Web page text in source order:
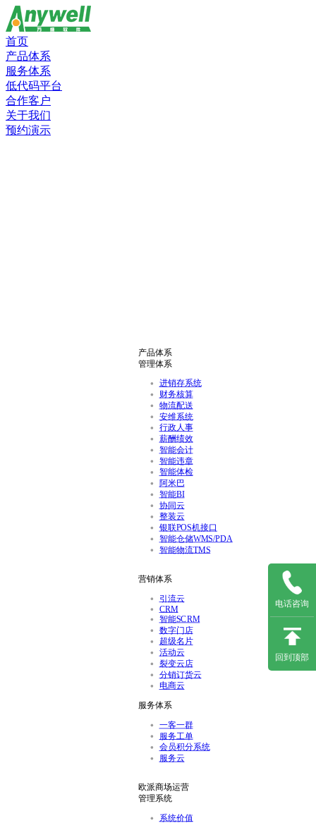
电话咨询
回到顶部
首页
产品体系
服务体系
低代码平台
合作客户
关于我们
预约演示
产品体系
管理体系
进销存系统
财务核算
物流配送
安维系统
行政人事
薪酬绩效
智能会计
智能违章
智能体检
阿米巴
智能BI
协同云
整装云
银联POS机接口
智能仓储WMS/PDA
智能物流TMS
营销体系
引流云
CRM
智能SCRM
数字门店
超级名片
活动云
裂变云店
分销订货云
电商云
服务体系
一客一群
服务工单
会员积分系统
服务云
欧派商场运营
管理系统
系统价值